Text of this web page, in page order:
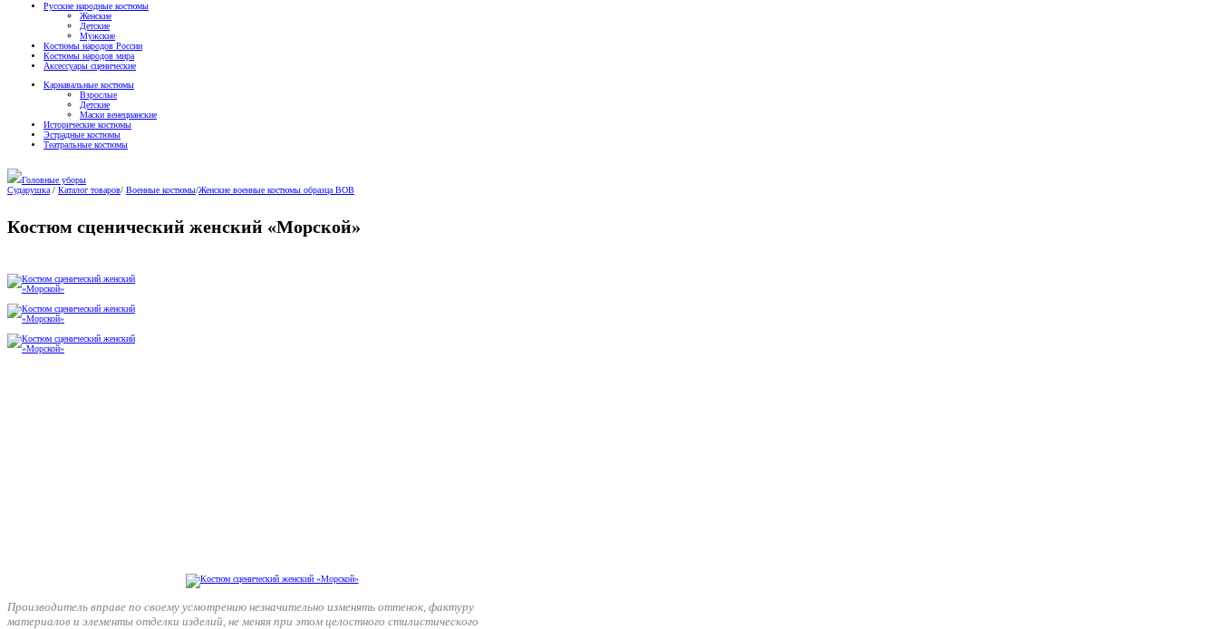
Русские народные костюмы
Женские
Детские
Мужские
Костюмы народов России
Костюмы народов мира
Аксессуары сценические
Карнавальные костюмы
Взрослые
Детские
Маски венецианские
Исторические костюмы
Эстрадные костюмы
Театральные костюмы
Головные уборы
Сударушка / Каталог товаров/ Военные костюмы/Женские военные костюмы образца ВОВ
Костюм сценический женский «Морской»
Производитель вправе по своему усмотрению незначительно изменять оттенок, фактуру
материалов и элементы отделки изделий, не меняя при этом целостного стилистического